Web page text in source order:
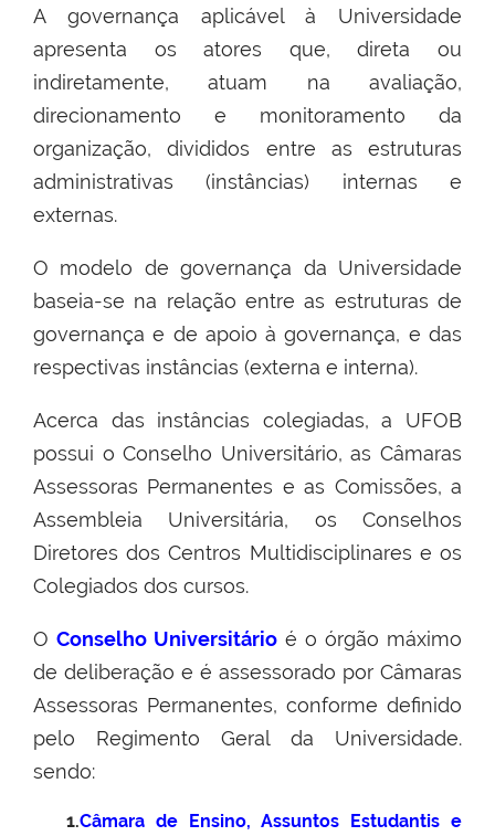
A governança aplicável à Universidade
apresenta os atores que, direta ou
indiretamente, atuam na avaliação,
direcionamento e monitoramento da
organização, divididos entre as estruturas
administrativas (instâncias) internas e
externas.
O modelo de governança da Universidade
baseia-se na relação entre as estruturas de
governança e de apoio à governança, e das
respectivas instâncias (externa e interna).
Acerca das instâncias colegiadas, a UFOB
possui o Conselho Universitário, as Câmaras
Assessoras Permanentes e as Comissões, a
Assembleia Universitária, os Conselhos
Diretores dos Centros Multidisciplinares e os
Colegiados dos cursos.
O Conselho Universitário é o órgão máximo
de deliberação e é assessorado por Câmaras
Assessoras Permanentes, conforme definido
pelo Regimento Geral da Universidade.
sendo:
1.Câmara de Ensino, Assuntos Estudantis e